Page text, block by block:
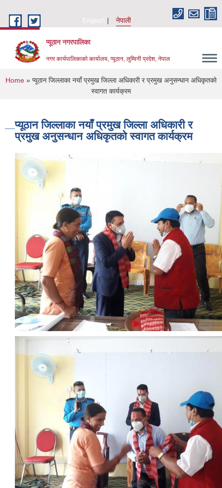
English
नेपाली
प्यूठान नगरपालिका
नगर कार्यपालिकाकाे कार्यालय, प्यूठान, लुम्विनी प्रदेश, नेपाल
You are here
Home » प्यूठान जिल्लाका नयाँ प्रमुख जिल्ला अधिकारी र प्रमुख अनुसन्धान अधिकृतको
स्वागत कार्यक्रम
प्यूठान जिल्लाका नयाँ प्रमुख जिल्ला अधिकारी र
प्रमुख अनुसन्धान अधिकृतको स्वागत कार्यक्रम